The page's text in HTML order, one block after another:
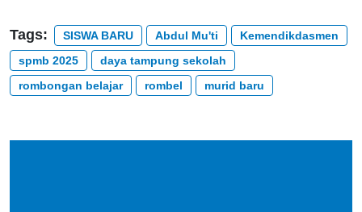
Tags: SISWA BARU Abdul Mu'ti
Kemendikdasmen
spmb 2025
daya tampung sekolah
rombongan belajar
rombel murid baru